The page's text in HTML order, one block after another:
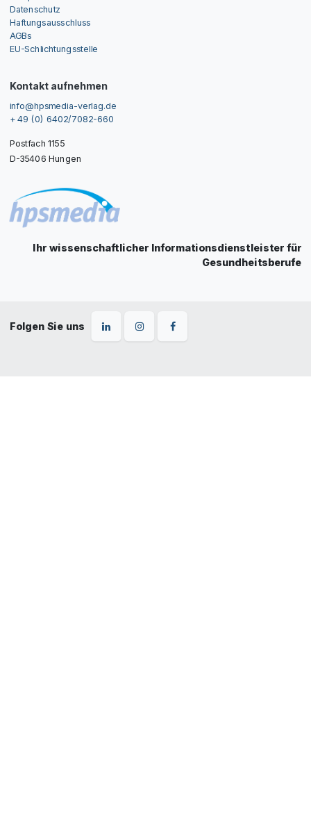
Datenschutz
Haftungsausschluss
AGBs
EU-Schlichtungsstelle
Kontakt aufnehmen
info@hpsmedia-verlag.de
+ 49 (0) 6402/7082-660
Postfach 1155
D-35406 Hungen
Ihr wissenschaftlicher Informationsdienstleister für
Gesundheitsberufe
Folgen Sie uns